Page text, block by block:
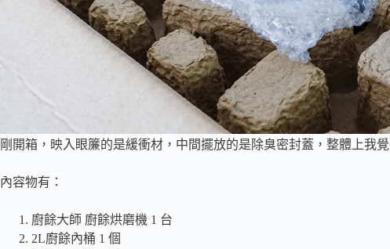
剛開箱，映入眼簾的是緩衝材，中間擺放的是除臭密封蓋，整體上我
內容物有：
廚餘大師 廚餘烘磨機 1 台
2L廚餘內桶 1 個